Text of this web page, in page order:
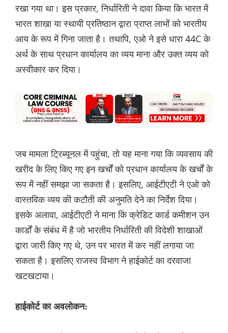
रखा गया था। इस प्रकार, निर्धारिती ने दावा किया कि भारत में
भारत शाखा या स्थायी प्रतिष्ठान द्वारा प्राप्त लाभों को भारतीय
आय के रूप में गिना जाता है। तथापि, एओ ने इसे धारा 44C के
अर्थ के साथ प्रधान कार्यालय का व्यय माना और उक्त व्यय को
अस्वीकार कर दिया।
जब मामला ट्रिब्यूनल में पहुंचा, तो यह माना गया कि व्यवसाय की
खरीद के लिए किए गए इन खर्चों को प्रधान कार्यालय के खर्चों के
रूप में नहीं समझा जा सकता है। इसलिए, आईटीएटी ने एओ को
वास्तविक व्यय की कटौती की अनुमति देने का निर्देश दिया।
इसके अलावा, आईटीएटी ने माना कि क्रेडिट कार्ड कमीशन उन
कार्डों के संबंध में है जो भारतीय निर्धारिती की विदेशी शाखाओं
द्वारा जारी किए गए थे, उन पर भारत में कर नहीं लगाया जा
सकता है। इसलिए राजस्व विभाग ने हाईकोर्ट का दरवाजा
खटखटाया।
हाईकोर्ट का अवलोकन: